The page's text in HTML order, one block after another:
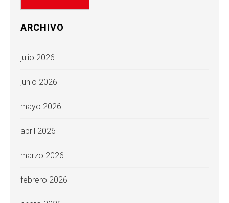
ARCHIVO
julio 2026
junio 2026
mayo 2026
abril 2026
marzo 2026
febrero 2026